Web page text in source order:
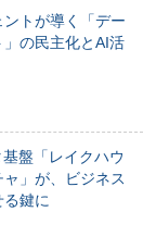
トが導く「デー
」の民主化とAI活
盤「レイクハウ
」が、ビジネス
る鍵に